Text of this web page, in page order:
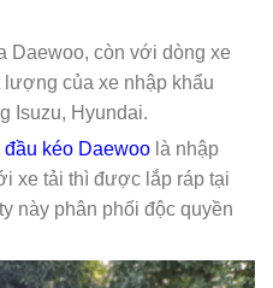
Daewoo, còn với dòng xe
của xe nhập khẩu
Isuzu, Hyundai.
đầu kéo Daewoo là nhập
xe tải thì được lắp ráp tại
này phân phối độc quyền